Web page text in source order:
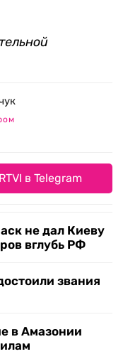
в Telegram
не дал Киеву
вглубь РФ
звания
в Амазонии